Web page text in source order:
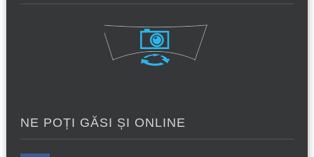
NE POȚI GĂSI ȘI ONLINE